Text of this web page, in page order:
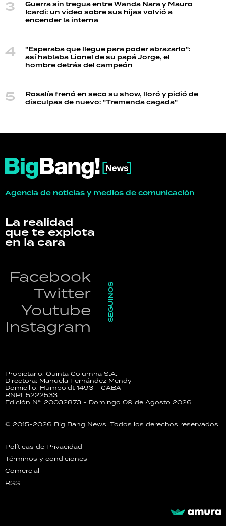
Guerra sin tregua entre Wanda Nara y Mauro
Icardi: un video sobre sus hijas volvió a
encender la interna
"Esperaba que llegue para poder abrazarlo":
así hablaba Lionel de su papá Jorge, el
hombre detrás del campeón
Rosalía frenó en seco su show, lloró y pidió de
disculpas de nuevo: "Tremenda cagada"
Agencia de noticias y medios de comunicación
La realidad
que te explota
en la cara
Facebook
Twitter
Youtube
Instagram
SEGUINOS
Propietario: Quinta Columna S.A.
Directora: Manuela Fernández Mendy
Domicilio: Humboldt 1493 - CABA
RNPI: 5222533
Edición N°: 20032873 - Domingo 09 de Agosto 2026
© 2015-2026 Big Bang News. Todos los derechos reservados.
Políticas de Privacidad
Términos y condiciones
Comercial
RSS